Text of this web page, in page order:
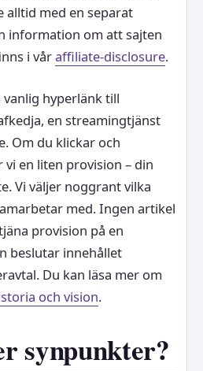
alltid med en separat
information om att sajten
i våraffiliate-disclosure.
hyperlänk till
en streamingtjänst
Om du klickar och
en liten provision – din
Vi väljer noggrant vilka
med. Ingen artikel
provision på en
beslutar innehållet
Du kan läsa mer om
och vision.
synpunkter?